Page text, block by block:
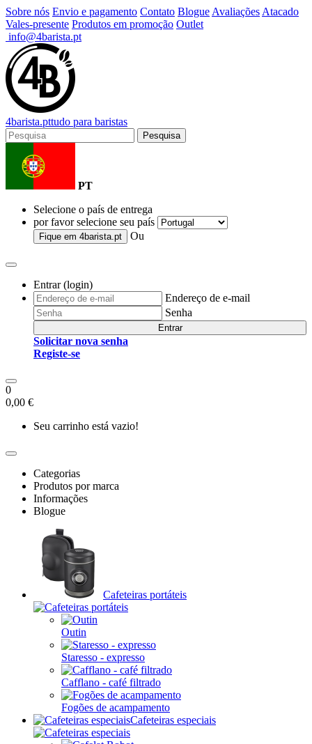
Sobre nós Envio e pagamento Contato Blogue Avaliações Atacado
Vales-presente Produtos em promoção Outlet
info@4barista.pt
4barista.pttudo para baristas
Pesquisa
PT
Selecione o país de entrega
por favor selecione seu país
Fique em 4barista.pt Ou
Entrar (login)
Endereço de e-mail
Senha
Entrar
Solicitar nova senha
Registe-se
0
0,00 €
Seu carrinho está vazio!
Categorias
Produtos por marca
Informações
Blogue
Cafeteiras portáteis
Outin
Staresso - expresso
Cafflano - café filtrado
Fogões de acampamento
Cafeteiras especiais